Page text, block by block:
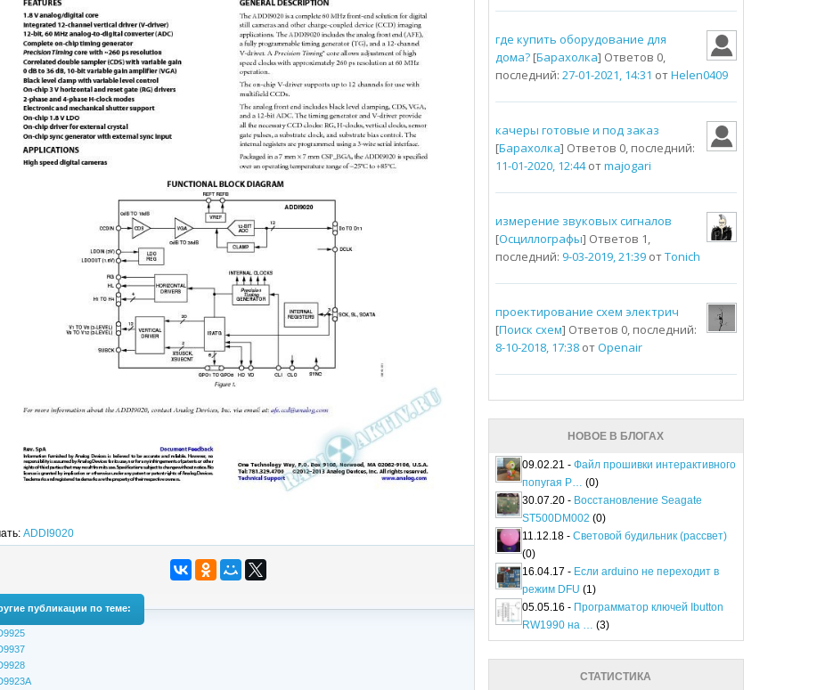
ADDI9020
публикации по теме:
где купить оборудование для
дома?[Барахолка] Ответов 0,
последний: 27-01-2021, 14:31 отHelen0409
качеры готовые и под заказ
[Барахолка] Ответов 0, последний:
11-01-2020, 12:44отmajogari
измерение звуковых сигналов
[Осциллографы] Ответов 1,
последний: 9-03-2019, 21:39отTonich
проектирование схем электрич
[Поиск схем] Ответов 0, последний:
8-10-2018, 17:38отOpenair
НОВОЕ В БЛОГАХ
09.02.21 - Файл прошивки интерактивного
попугая P… (0)
30.07.20 - Восстановление Seagate
ST500DM002 (0)
11.12.18 - Световой будильник (рассвет)
(0)
16.04.17 - Если arduino не переходит в
режим DFU (1)
05.05.16 - Программатор ключей Ibutton
RW1990 на … (3)
СТАТИСТИКА